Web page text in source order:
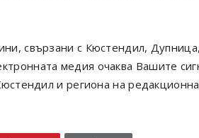
свързани с Кюстендил, Дупница,
медия очаква Вашите
и региона на